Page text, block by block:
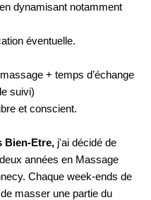
dynamisant notamment
éventuelle.
+ temps d’échange
suivi)
et conscient.
Bien-Etre, j'ai décidé de
années en Massage
Chaque week-ends de
masser une partie du